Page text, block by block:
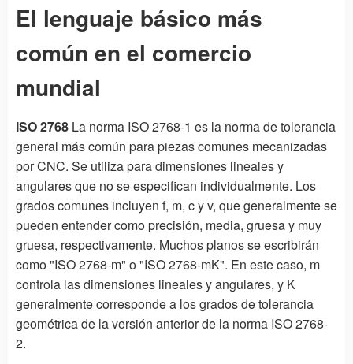
El lenguaje básico más
común en el comercio
mundial
ISO 2768 La norma ISO 2768-1 es la norma de tolerancia
general más común para piezas comunes mecanizadas
por CNC. Se utiliza para dimensiones lineales y
angulares que no se especifican individualmente. Los
grados comunes incluyen f, m, c y v, que generalmente se
pueden entender como precisión, media, gruesa y muy
gruesa, respectivamente. Muchos planos se escribirán
como "ISO 2768-m" o "ISO 2768-mK". En este caso, m
controla las dimensiones lineales y angulares, y K
generalmente corresponde a los grados de tolerancia
geométrica de la versión anterior de la norma ISO 2768-
2.